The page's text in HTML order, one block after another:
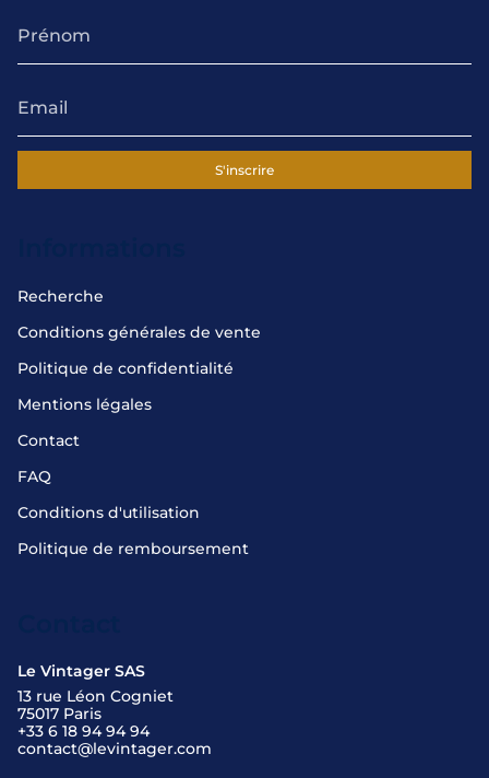
S'inscrire
Recherche
Conditions générales de vente
Politique de confidentialité
Mentions légales
Contact
FAQ
Conditions d'utilisation
Politique de remboursement
Le Vintager SAS
13 rue Léon Cogniet
75017 Paris
+33 6 18 94 94 94
contact@levintager.com